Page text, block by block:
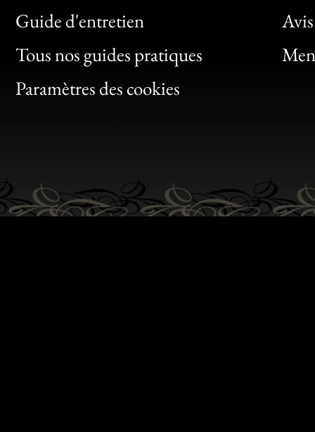
Guide d'entretien
Tous nos guides pratiques
Paramètres des cookies
Bon
Clic